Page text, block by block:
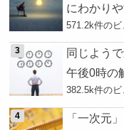
にわかり
571.2k件のビ
同じよう
午後0時の
382.5k件のビ
「一次元